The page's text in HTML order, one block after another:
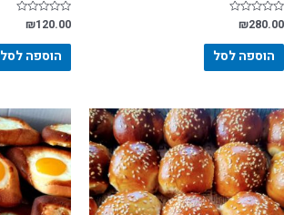
דורג
0
מתוך
₪280.00
הוספה לסל
דורג
0
מתוך
₪120.00
הוספה לסל